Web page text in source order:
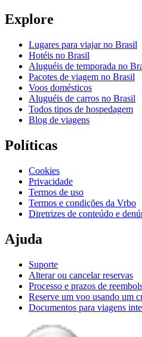
Explore
Lugares para viajar no Brasil
Hotéis no Brasil
Aluguéis de temporada no
Pacotes de viagem no Brasil
Voos domésticos
Aluguéis de carros no Brasil
Todos tipos de hospedagem
Blog de viagens
Políticas
Cookies
Privacidade
Termos de uso
Termos e condições da Vrbo
Diretrizes de conteúdo e
Ajuda
Suporte
Alterar ou cancelar reservas
Processo e prazos de
Reserve um voo usando um
Documentos para viagens